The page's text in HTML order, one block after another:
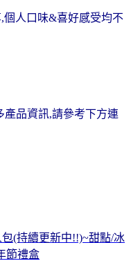
個人口味&喜好感受均不
產品資訊,請參考下方連
(持續更新中!!)~甜點/冰
節禮盒